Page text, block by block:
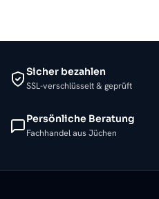
Sicher bezahlen
SSL-verschlüsselt & geprüft
Persönliche Beratung
Fachhandel aus Jüchen